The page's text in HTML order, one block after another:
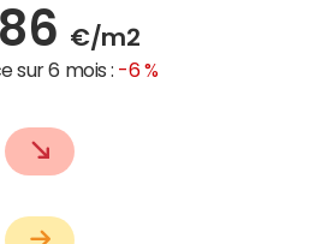
€/m2
sur 6 mois : -6 %